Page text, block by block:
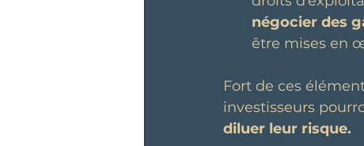
négocier des
être mises en
Fort de ces
investisseurs
diluer leur risque.